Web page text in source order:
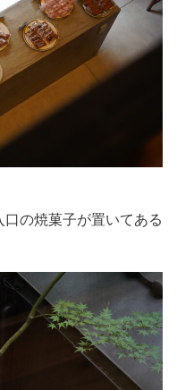
の焼菓子が置いてある